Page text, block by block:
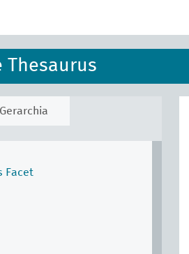
Thesaurus
Gerarchia
Facet